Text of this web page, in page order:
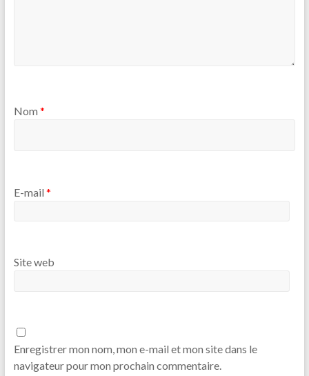
Nom *
E-mail *
Site web
Enregistrer mon nom, mon e-mail et mon site dans le
navigateur pour mon prochain commentaire.